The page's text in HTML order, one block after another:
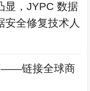
显，JYPC 数据
安全修复技术人
——链接全球商